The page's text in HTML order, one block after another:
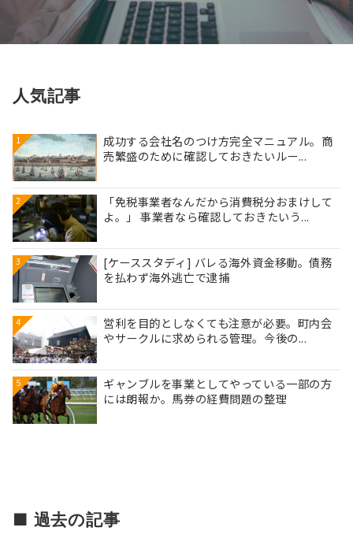
人気記事
1
成功する会社名のつけ方完全マニュアル。商
売繁盛のために確認しておきたいルー...
2
「免税事業者なんだから消費税分おまけして
よ。」 事業者なら確認しておきたいう...
3
[ケーススタディ] バレる海外資金移動。債務
を払わず海外逃亡で逮捕
4
営利を目的としなくても注意が必要。町内会
やサークルに求められる管理。今後の...
5
ギャンブルを事業としてやっている一部の方
には朗報か。馬券の経費問題の整理
■ 過去の記事